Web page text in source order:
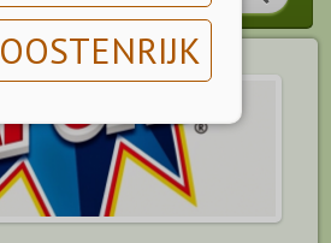
OOSTENRIJK